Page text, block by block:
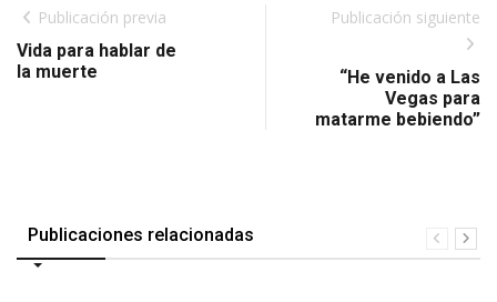
Publicación previa
Vida para hablar de
la muerte
Publicación siguiente
“He venido a Las
Vegas para
matarme bebiendo”
Publicaciones relacionadas